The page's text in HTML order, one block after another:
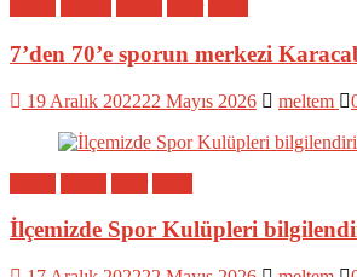
7’den 70’e sporun merkezi
19 Aralık 202222 Mayıs 2026 meltem
İlçemizde Spor Kulüpleri